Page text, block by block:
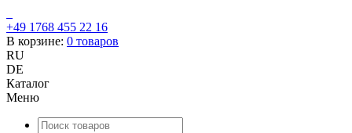
+49 1768 455 22 16
В корзине: 0 товаров
RU
DE
Каталог
Меню